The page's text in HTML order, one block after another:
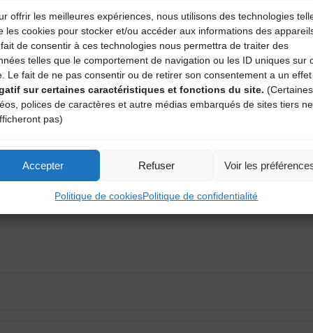
offrir les meilleures expériences, nous utilisons des technologies
les cookies pour stocker et/ou accéder aux informations des
de consentir à ces technologies nous permettra de traiter des
telles que le comportement de navigation ou les ID uniques sur
Le fait de ne pas consentir ou de retirer son consentement a un effet
sur certaines caractéristiques et fonctions du site. (Certaines
polices de caractères et autre médias embarqués de sites tiers ne
pas)
Accepter Refuser Voir les
Politique de cookiesPolitique de confidentialité
sont indiqués avec